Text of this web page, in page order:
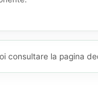
consultare la pagina